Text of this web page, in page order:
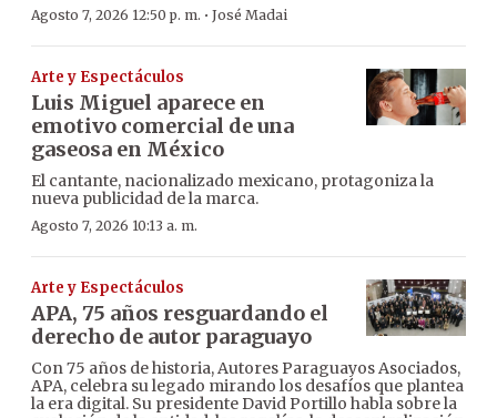
Agosto 7, 2026 12:50 p. m. · José Madai
Arte y Espectáculos
Luis Miguel aparece en
emotivo comercial de una
gaseosa en México
El cantante, nacionalizado mexicano, protagoniza la
nueva publicidad de la marca.
Agosto 7, 2026 10:13 a. m.
Arte y Espectáculos
APA, 75 años resguardando el
derecho de autor paraguayo
Con 75 años de historia, Autores Paraguayos Asociados,
APA, celebra su legado mirando los desafíos que plantea
la era digital. Su presidente David Portillo habla sobre la